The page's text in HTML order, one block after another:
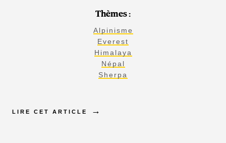
Thèmes :
Alpinisme
Everest
Himalaya
Népal
Sherpa
LIRE CET ARTICLE